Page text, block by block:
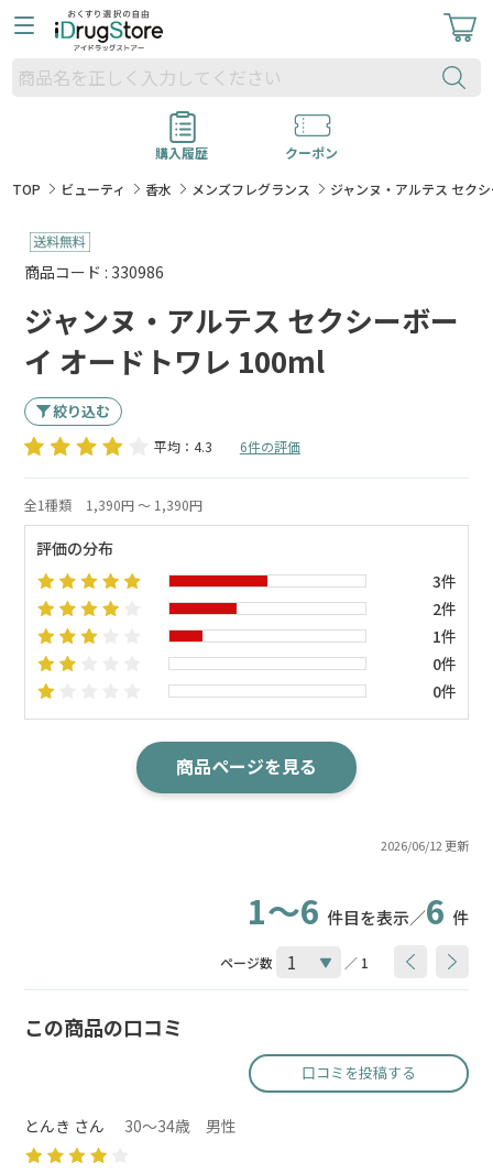
購入履歴
クーポン
TOP
ビューティ 香水 メンズフレグランス ジャンヌ・アルテス セク
商品コード : 330986
ジャンヌ・アルテス セクシーボー
イ オードトワレ 100ml
絞り込む
平均：4.3 6件の評価
2026/06/12 更新
全1種類 1,390円 ～ 1,390円
評価の分布
3件
2件
1件
0件
0件
商品ページを見る
1～6 件目を表示／6 件
ページ数 ／ 1
この商品の口コミ
口コミを投稿する
とんき さん 30～34歳 男性